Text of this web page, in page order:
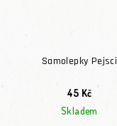
Samolepky Pejsci
45 Kč
Skladem